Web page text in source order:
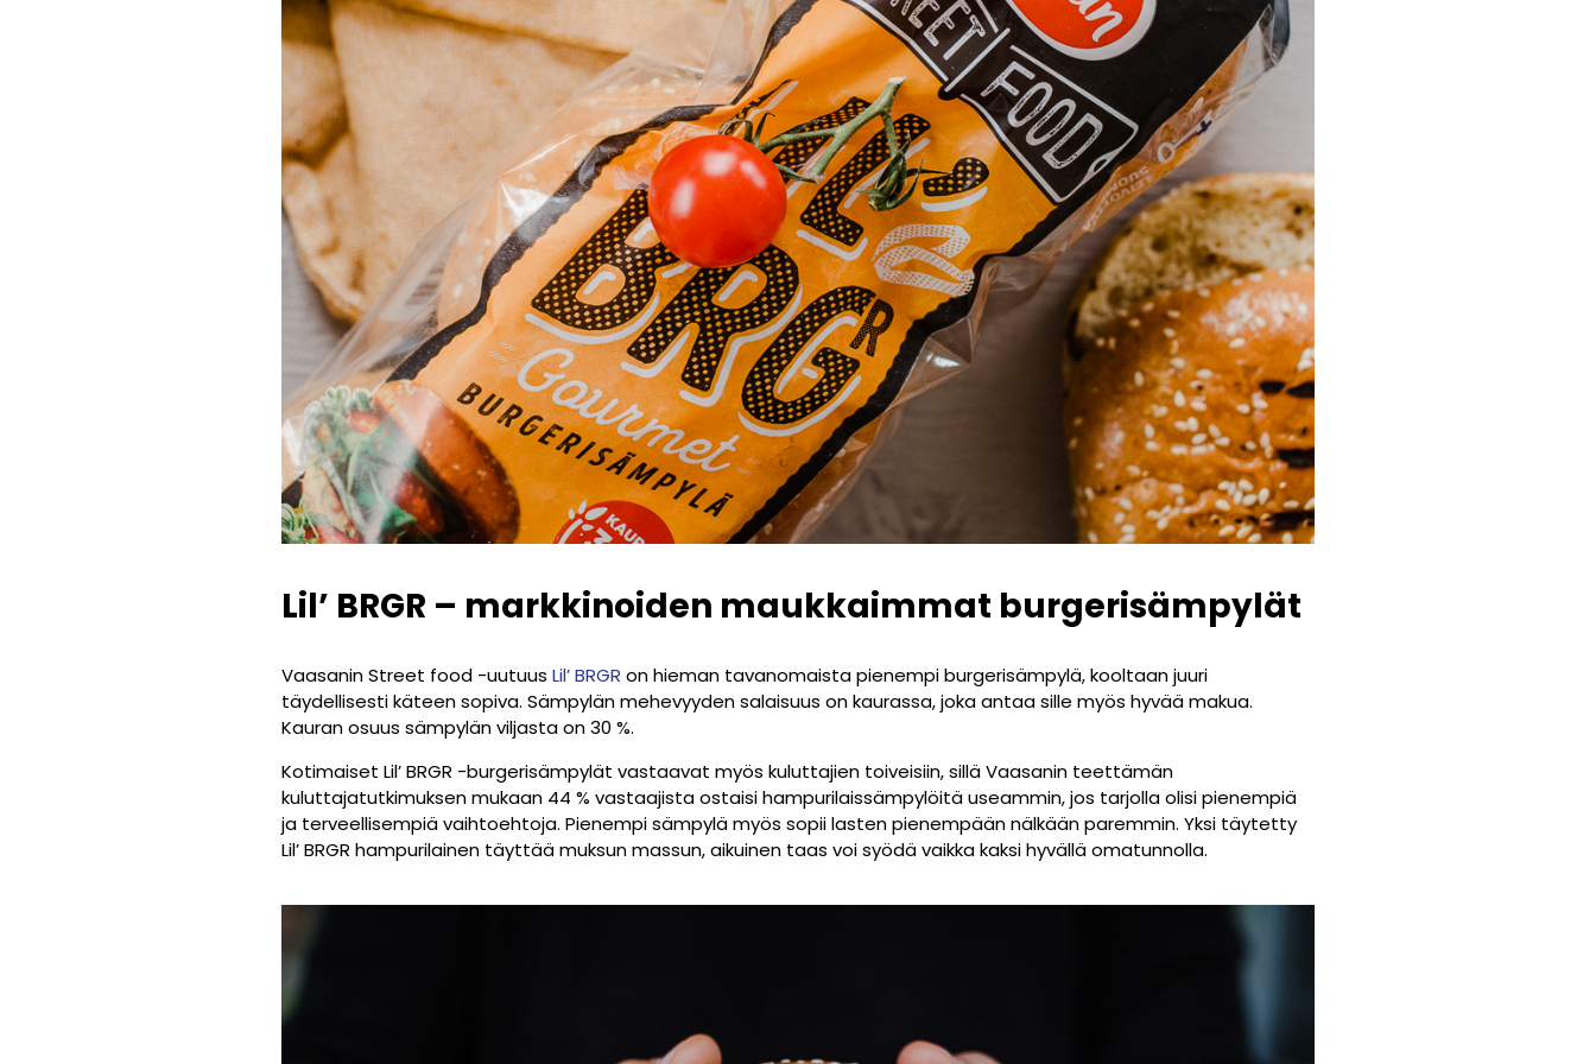
Lil’ BRGR – markkinoiden maukkaimmat burgerisämpylät
Vaasanin Street food -uutuus Lil’ BRGR on hieman tavanomaista pienempi burgerisämpylä, kooltaan juuri
täydellisesti käteen sopiva. Sämpylän mehevyyden salaisuus on kaurassa, joka antaa sille myös hyvää makua.
Kauran osuus sämpylän viljasta on 30 %.
Kotimaiset Lil’ BRGR -burgerisämpylät vastaavat myös kuluttajien toiveisiin, sillä Vaasanin teettämän
kuluttajatutkimuksen mukaan 44 % vastaajista ostaisi hampurilaissämpylöitä useammin, jos tarjolla olisi pienempiä
ja terveellisempiä vaihtoehtoja. Pienempi sämpylä myös sopii lasten pienempään nälkään paremmin. Yksi täytetty
Lil’ BRGR hampurilainen täyttää muksun massun, aikuinen taas voi syödä vaikka kaksi hyvällä omatunnolla.